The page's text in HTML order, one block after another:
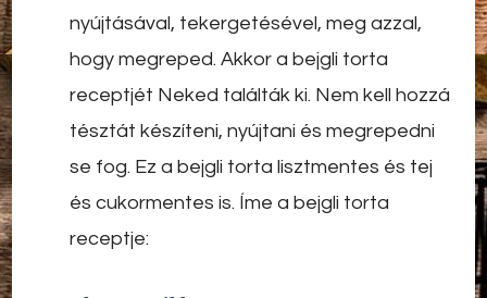
nyújtásával, tekergetésével, meg azzal,
hogy megreped. Akkor a bejgli torta
receptjét Neked találták ki. Nem kell hozzá
tésztát készíteni, nyújtani és megrepedni
se fog. Ez a bejgli torta lisztmentes és tej
és cukormentes is. Íme a bejgli torta
receptje: